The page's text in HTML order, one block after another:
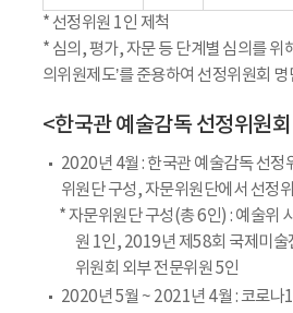
* 선정위원 1인 제척
* 심의, 평가, 자문 등 단계별 심의를 위
의위원제도’를 준용하여 선정위원회 명
<한국관 예술감독 선정위원
2020년 4월 : 한국관 예술감독 선정
위원단 구성, 자문위원단에서 선정
* 자문위원단 구성(총 6인) : 예술위
원 1인, 2019년 제58회 국제미술
위원회 외부 전문위원 5인
2020년 5월 ~ 2021년 4월 : 코로나